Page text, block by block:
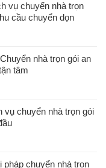
vụ chuyển nhà trọn
cầu chuyển dọn
nhà trọn gói an
tâm
vụ chuyển nhà trọn gói
pháp chuyển nhà trọn